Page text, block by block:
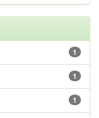
1
1
1